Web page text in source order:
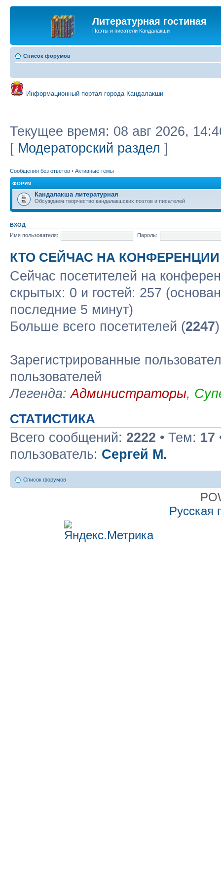
Литературная гостиная
Поэты и писатели Кандалакши
Список форумов
Информационный портал города Кандалакши
Текущее время: 08 авг 2026,
[ Модераторский раздел ]
Сообщения без ответов • Активные темы
ФОРУМ
Кандалакша литературная
Обсуждаем творчество кандалакшских поэтов и писателей
ВХОД
Имя пользователя:
Пароль:
КТО СЕЙЧАС НА КОНФЕРЕНЦИИ
Сейчас посетителей на
скрытых: 0 и гостей: 257
последние 5 минут)
Больше всего посетителей (2247
Зарегистрированные
пользователей
Легенда:Администраторы,
СТАТИСТИКА
Всего сообщений: 2222 • Тем: 17
пользователь: Сергей М.
Список форумов
Русская